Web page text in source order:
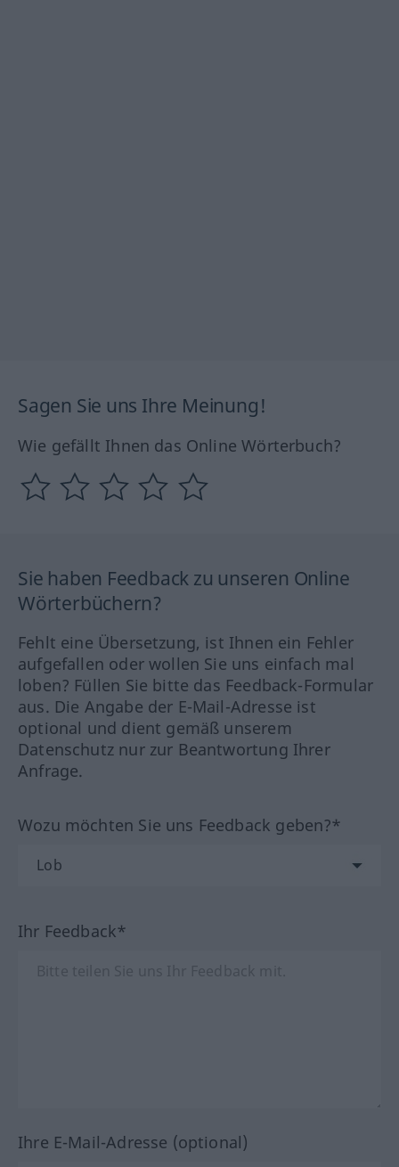
Sagen Sie uns Ihre Meinung!
Wie gefällt Ihnen das Online Wörterbuch?
Sie haben Feedback zu unseren Online
Wörterbüchern?
Fehlt eine Übersetzung, ist Ihnen ein Fehler
aufgefallen oder wollen Sie uns einfach mal
loben? Füllen Sie bitte das Feedback-Formular
aus. Die Angabe der E-Mail-Adresse ist
optional und dient gemäß unserem
Datenschutz nur zur Beantwortung Ihrer
Anfrage.
Wozu möchten Sie uns Feedback geben?*
Ihr Feedback*
Ihre E-Mail-Adresse (optional)